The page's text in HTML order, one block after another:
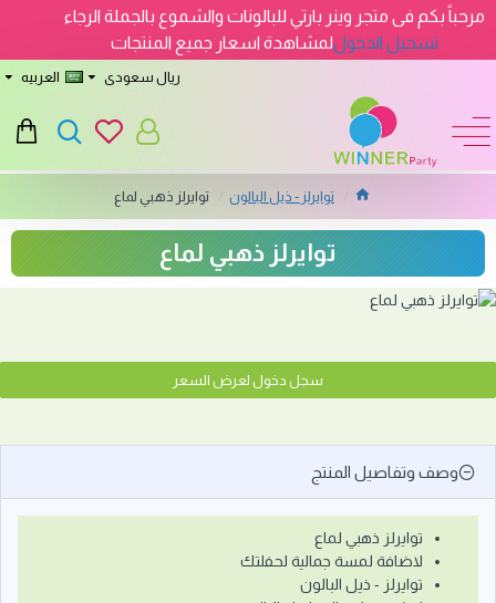
مرحباً بكم فى متجر وينر بارتي للبالونات والشموع بالجملة الرجاء
تسجيل الدخوللمشاهدة اسعار جميع المنتجات
ريال سعودى العربيه
توايرلز - ذيل البالون توايرلز ذهبي لماع
توايرلز ذهبي لماع
سجل دخول لعرض السعر
وصف وتفاصيل المنتج
توايرلز ذهبي لماع
لاضافة لمسة جمالية لحفلتك
توايرلز - ذيل البالون